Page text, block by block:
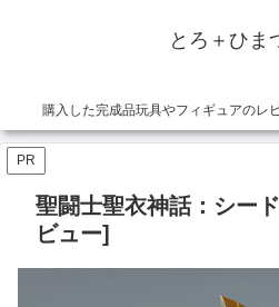
とろ＋ひま
購入した完成品玩具やフィギュアのレ
PR
聖闘士聖衣神話：シー
ビュー]